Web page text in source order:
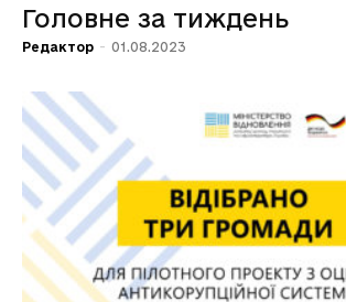
Головне за тиждень
Редактор - 01.08.2023